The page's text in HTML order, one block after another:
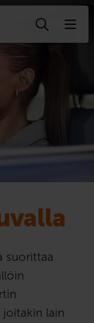
suorittaa
joitakin lain